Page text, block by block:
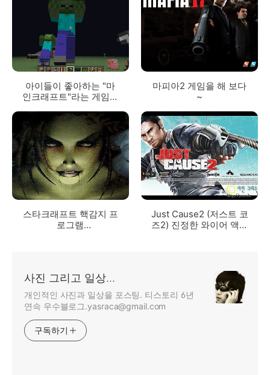
아이들이 좋아하는 "마
인크래프트"라는 게임을
마피아2 게임을 해 보다
~
스타크래프트 핵감지 프
로그램
Just Cause2 (저스트 코
즈2) 진정한 와이어 액션
사진 그리고 일상...
개인적인 사진과 일상을 포스팅. 티스토리 6년
연속 우수블로그.yasraca@gmail.com
구독하기